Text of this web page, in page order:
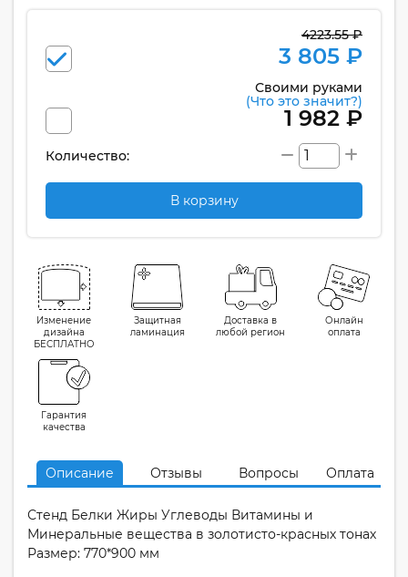
4223.55 ₽
3 805 ₽
Своими руками
(Что это значит?)
1 982 ₽
Количество:
В корзину
Изменение
дизайна
БЕСПЛАТНО
Защитная
ламинация
Доставка в
любой регион
Онлайн
оплата
Гарантия
качества
Описание Отзывы Вопросы Оплата
Стенд Белки Жиры Углеводы Витамины и
Минеральные вещества в золотисто-красных тонах
Размер: 770*900 мм